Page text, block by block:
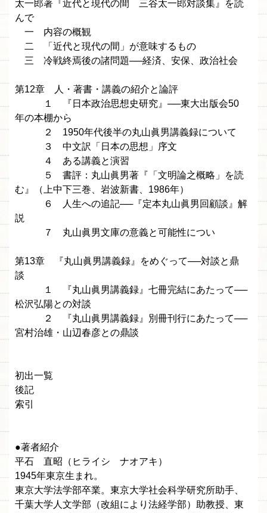
太一郎著『近代と現代の間 三谷太一郎対談集』を読
んで
一 内容の概観
二 「近代と現代の間」が意味するもの
三 冷戦終焉後の諸問題──経済、安保、政治社会
第12章 人・著書・講義の紹介と論評
１ 『日本政治思想史研究』──東大出版会50
年の本棚から
２ 1950年代後半の丸山眞男講義録について
３ 中文訳「日本の思想」序文
４ ある講義と演習
５ 書評：丸山眞男著『「文明論之概略」を読
む』（上中下三巻、岩波新書、1986年）
６ 人生への追記──『定本丸山眞男回顧談』解
説
７ 丸山眞男文庫の意義と可能性につい
第13章 『丸山眞男講義録』をめぐって──対談と鼎
談
１ 『丸山眞男講義録』七冊完結にあたって──
松沢弘陽との対談
２ 『丸山眞男講義録』別冊刊行にあたって──
宮村治雄・山辺春彦との鼎談
初出一覧
後記
索引
●著者紹介
平石 直昭（ヒライシ ナオアキ）
1945年東京生まれ。
東京大学法学部卒業。東京大学社会科学研究所助手、
千葉大学人文学部（改組により法経学部）助教授、東